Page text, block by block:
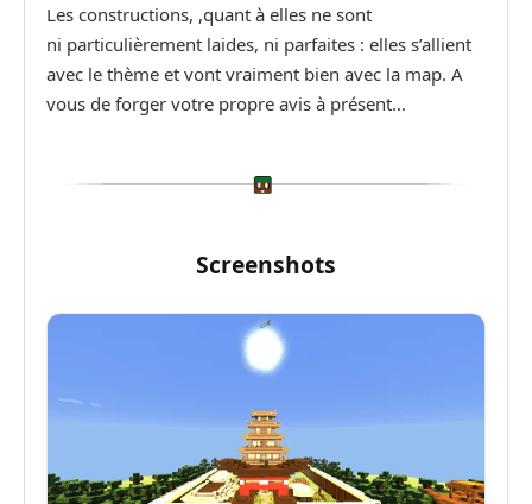
Les constructions, ,quant à elles ne sont
ni particulièrement laides, ni parfaites : elles s’allient
avec le thème et vont vraiment bien avec la map. A
vous de forger votre propre avis à présent…
Screenshots